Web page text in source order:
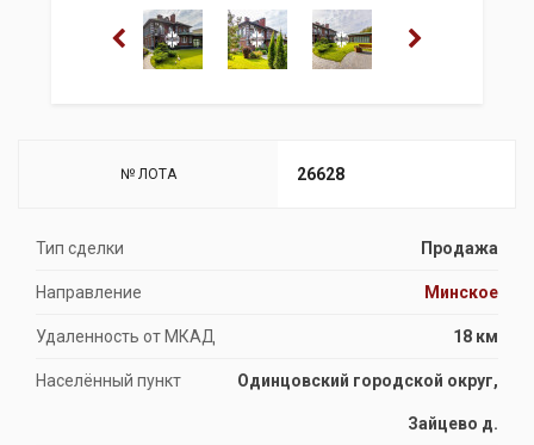
№ ЛОТА 26628
Тип сделки Продажа
Направление Минское
Удаленность от МКАД 18 км
Населённый пункт Одинцовский городской округ,
Зайцево д.